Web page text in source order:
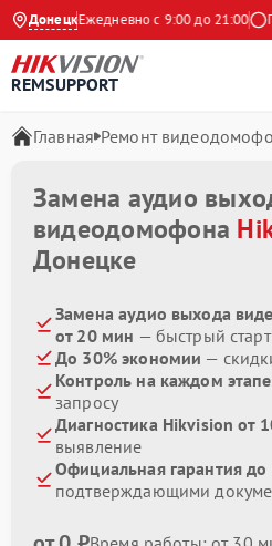
ДонецкЕжедневно с 9:00 до 21:00
REMSUPPORT
Главная Ремонт
Замена аудио
видеодомофона
Донецке
Замена аудио выхода
от 20 мин — быстрый
До 30% экономии —
Контроль на каждом этапе
запросу
Диагностика Hikvision от
выявление
Официальная гарантия до
подтверждающими